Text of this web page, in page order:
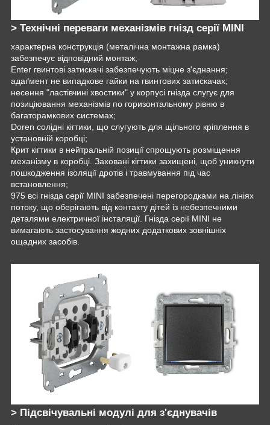
> Технічні переваги механізмів гнізд серії MINI
характерна конструкція (металічна монтажна рамка)
забезпечує відповідний монтаж;
Enter гвинтові затискачі забезпечують міцне з'єднання;
адаґмент не випадкове гайки на гвинтових затискачах;
несення "ластівчині хвостики" у корпусі гнізда слугує для
позиціювання механізмів по горизонтальному рівню в
багаторамкових системах;
Doren солідні кігтики, що слугують для щільного кріплення в
установній коробці;
Крит кігтики в нейтральній позиції спрощують розміщення
механізму в коробці. Заховані кігтики захищені, щоб уникнути
пошкодження ізоляції дротів і травмування під час
встановлення;
975 всі гнізда серії MINI забезпечені перегородками на лініях
потоку, що оберігають від контакту дітей із небезпечними
деталями електричної інсталяції. Гнізда серії MINI не
вимагають застосування жодних додаткових зовнішніх
ощадних засобів.
> Підсвічувальні модулі для з'єднувачів